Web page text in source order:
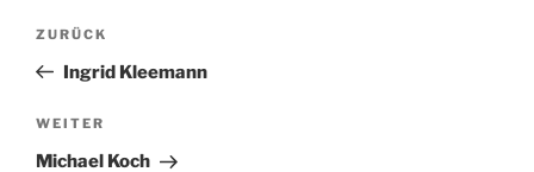
Beitragsnavigation
Vorheriger
Beitrag
ZURÜCK
Ingrid Kleemann
Nächster
Beitrag
WEITER
Michael Koch